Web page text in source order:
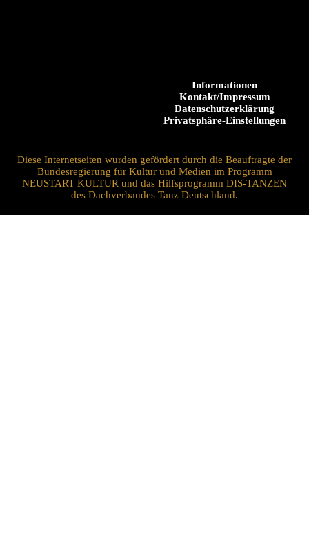
Informationen
Kontakt/Impressum
Datenschutzerklärung
Privatsphäre-Einstellungen
Diese Internetseiten wurden gefördert durch die Beauftragte der
Bundesregierung für Kultur und Medien im Programm
NEUSTART KULTUR und das Hilfsprogramm DIS-TANZEN
des Dachverbandes Tanz Deutschland.